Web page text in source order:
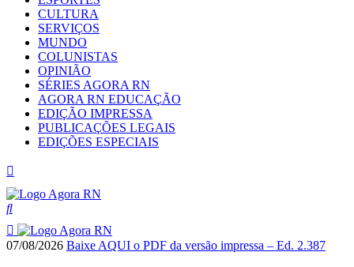
CULTURA
SERVIÇOS
MUNDO
COLUNISTAS
OPINIÃO
SÉRIES AGORA RN
AGORA RN EDUCAÇÃO
EDIÇÃO IMPRESSA
PUBLICAÇÕES LEGAIS
EDIÇÕES ESPECIAIS
07/08/2026 Baixe AQUI o PDF da versão impressa – Ed. 2.387